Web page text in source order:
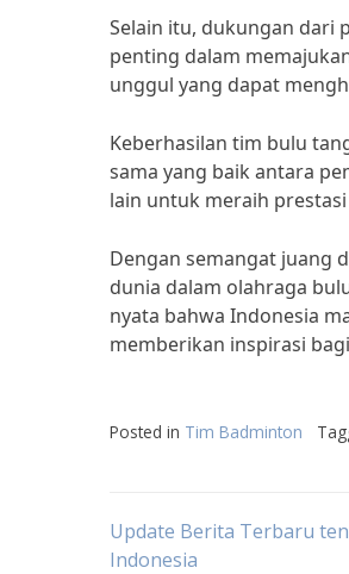
Selain itu, dukungan dari
penting dalam
unggul yang dapat
Keberhasilan tim bulu
sama yang baik antara
lain untuk meraih
Dengan semangat juang
dunia dalam olahraga
nyata bahwa Indonesia
memberikan inspirasi
Posted in Tim Badminton
Post
Update Berita Terbaru
Indonesia